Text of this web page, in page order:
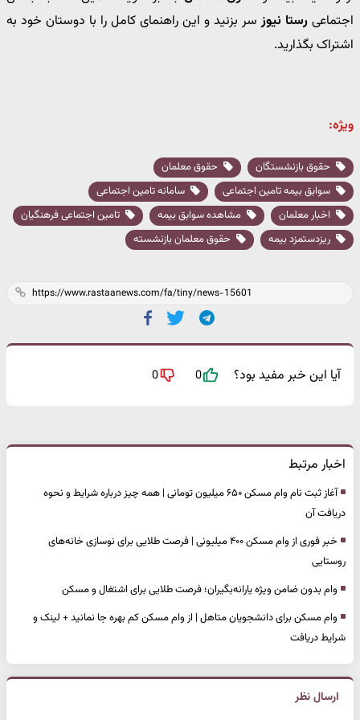
اجتماعی رستا نیوزسر بزنید و این راهنمای کامل را با دوستان خود به
اشتراک بگذارید.
ویژه:
حقوق بازنشستگان
حقوق معلمان
سوابق بیمه تامین اجتماعی
سامانه تامین اجتماعی
اخبار معلمان
مشاهده سوابق بیمه
تامین اجتماعی فرهنگیان
ریزدستمزد بیمه
حقوق معلمان بازنشسته
آیا این خبر مفید بود؟ 0
0
اخبار مرتبط
آغاز ثبت نام وام مسکن ۶۵۰ میلیون تومانی | همه چیز درباره شرایط و نحوه
دریافت آن
خبر فوری از وام مسکن ۴۰۰ میلیونی | فرصت طلایی برای نوسازی خانه‌های
روستایی
وام بدون ضامن ویژه یارانه‌بگیران؛ فرصت طلایی برای اشتغال و مسکن
وام مسکن برای دانشجویان متاهل | از وام مسکن کم بهره جا نمانید + لینک و
شرایط دریافت
ارسال نظر